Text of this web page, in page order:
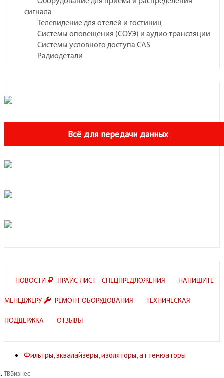
сигнала
Телевидение для отелей и гостиниц
Системы оповещения (СОУЭ) и аудио трансляции
Системы условного доступа CAS
Радиодетали
Всё для передачи данных
НОВОСТИ ПРАЙС-ЛИСТ СПЕЦПРЕДЛОЖЕНИЯ НАПИШИТЕ
МЕНЕДЖЕРУ РЕМОНТ ОБОРУДОВАНИЯ ТЕХНИЧЕСКАЯ
ПОДДЕРЖКА ОТЗЫВЫ
Фильтры, эквалайзеры, изоляторы, аттенюаторы
ТВБизнес